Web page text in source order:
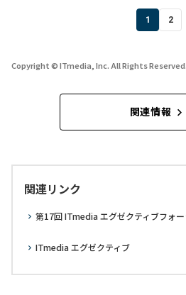
1 2
Copyright © ITmedia, Inc. All Rights Reserved.
関連情報
関連リンク
第17回 ITmedia エグゼクティブフォー
ITmedia エグゼクティブ